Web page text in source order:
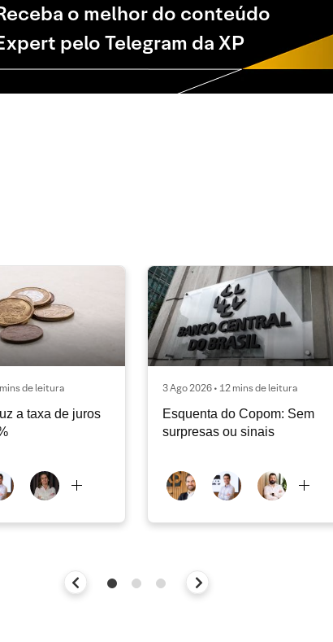
o melhor do conteúdo
pelo Telegram da XP
de leitura
a taxa de juros
3 Ago 2026 • 12 mins de leitura
Esquenta do Copom: Sem
surpresas ou sinais